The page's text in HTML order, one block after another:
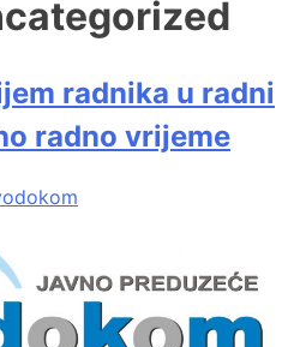
radnika u radni
radno vrijeme